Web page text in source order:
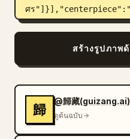
ศร"]}],"centerpiece":"ไ
ใหญ่ลอยอยู่ใกล้ด้านขวาบน
อัปเดตผลิตภัณฑ์
Codex สำหรับ
ตั้งแต่การแก้ไขเล็กๆ ไปจ
ช่วยให้คุณส่งมอบงานได้เร็
","cta_title":"
สร้างรูปภาพ
歸
@歸藏(guizang.ai)
ดูต้นฉบับ